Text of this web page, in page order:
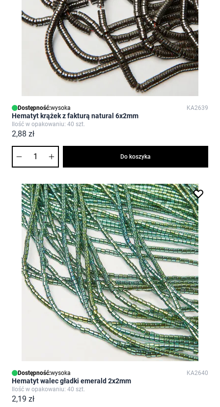
Dostępność:wysoka KA2639
Hematyt krążek z fakturą natural 6x2mm
Ilość w opakowaniu: 40 szt.
2,88 zł
Do koszyka
Dostępność:wysoka KA2640
Hematyt walec gładki emerald 2x2mm
Ilość w opakowaniu: 40 szt.
2,19 zł